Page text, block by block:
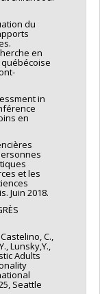
du
en
in
en
et les
Juin 2018.
C.,
Lunsky,Y.,
Adults
Seattle